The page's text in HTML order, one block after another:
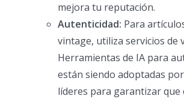
mejora tu reputación.
Autenticidad: Para
vintage, utiliza servicios de
Herramientas de IA para
están siendo adoptadas
líderes para garantizar que